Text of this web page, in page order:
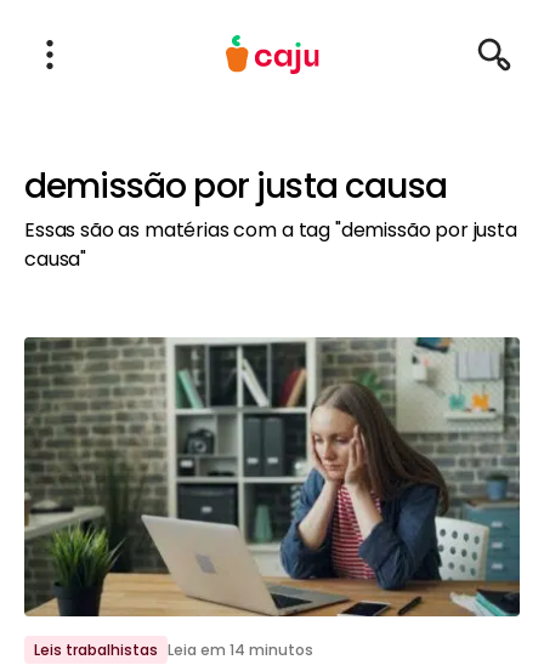
Menu Principal
Abrir Menu
demissão por justa causa
Essas são as matérias com a tag "demissão por justa
causa"
Leis trabalhistas Leia em 14 minutos